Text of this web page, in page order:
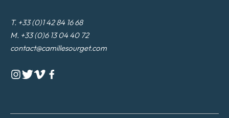
T. +33 (0)1 42 84 16 68
M. +33 (0)6 13 04 40 72
contact@camillesourget.com